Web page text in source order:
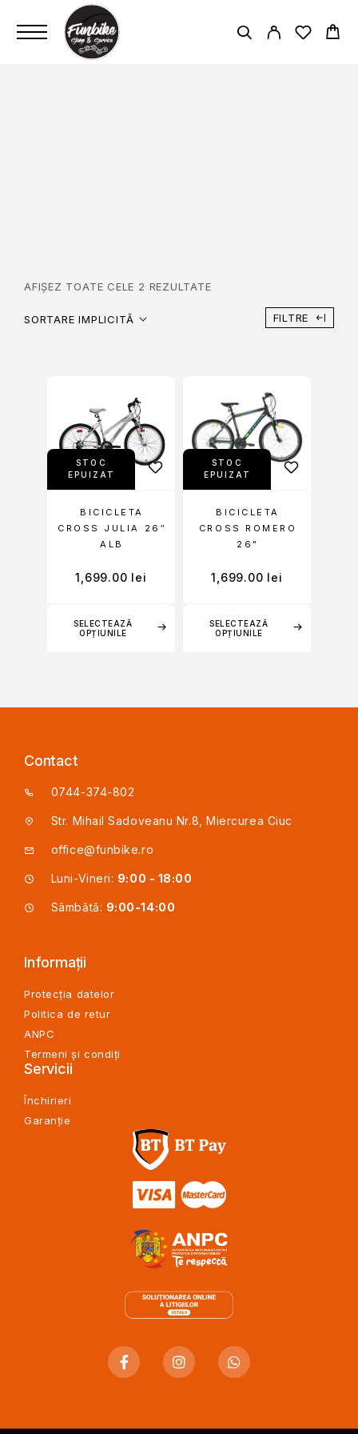
AFIȘEZ TOATE CELE 2 REZULTATE
SORTARE IMPLICITĂ FILTRE
STOC
EPUIZAT
SELECTEAZĂ
OPȚIUNILE
BICICLETA
CROSS JULIA 26″
ALB
1,699.00 lei
STOC
EPUIZAT
SELECTEAZĂ
OPȚIUNILE
BICICLETA
CROSS ROMERO
26”
1,699.00 lei
Contact
0744-374-802
Str. Mihail Sadoveanu Nr.8, Miercurea Ciuc
office@funbike.ro
Luni-Vineri: 9:00 - 18:00
Sâmbătă: 9:00-14:00
Informații
Protecția datelor
Politica de retur
ANPC
Termeni și condiți
Servicii
Închirieri
Garanție